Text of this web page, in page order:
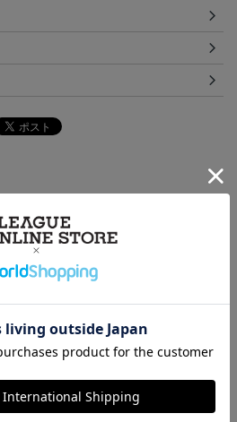
4XL】2026/27ユニ
ム オーセンティッ
ル:GK
円～25,950円
典
【S～4XL】2026/27ユニ
フォーム オーセンティッ
クモデル:FP2nd
21,450円～25,950円
会員特典